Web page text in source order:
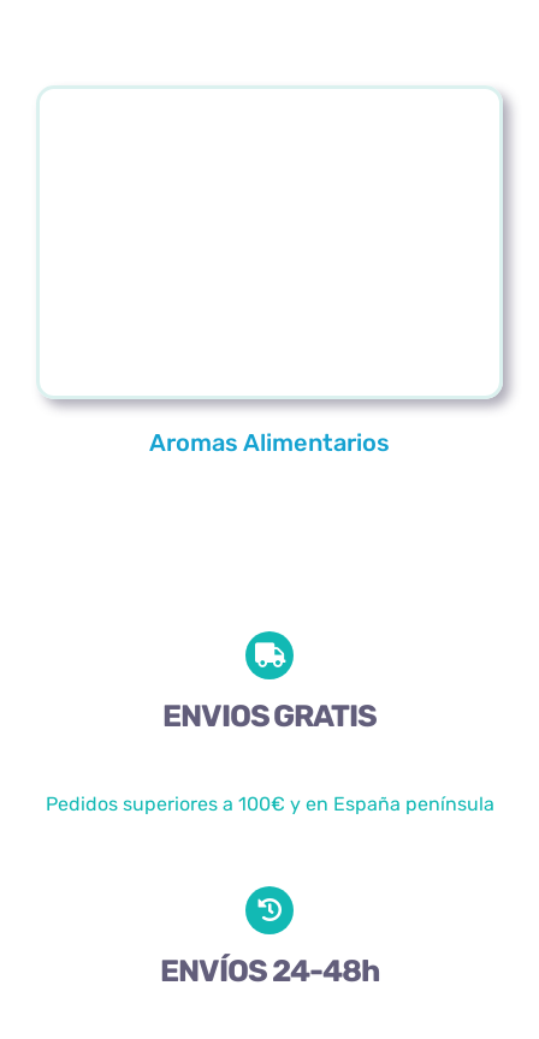
Aromas Alimentarios
ENVIOS GRATIS
Pedidos superiores a 100€ y en España península
ENVÍOS 24-48h